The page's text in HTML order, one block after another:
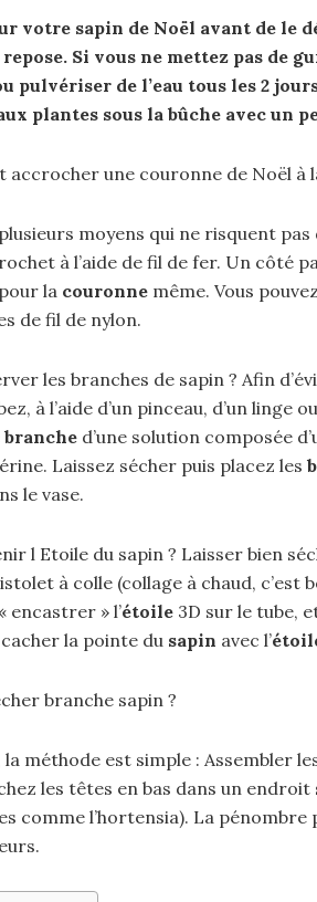
votre sapin de Noël avant de le
Si vous ne mettez pas de
pulvériser de l’eau tous les 2
plantes sous la bûche avec un
accrocher une couronne de Noël à
moyens qui ne risquent
à l’aide de fil de fer. Un côté
la couronne même. Vous
de fil de nylon.
les branches de sapin ? Afin
à l’aide d’un pinceau, d’un linge
branche d’une solution composée
Laissez sécher puis placez les
le vase.
l Etoile du sapin ? Laisser bien
à colle (collage à chaud, c’est
encastrer » l’étoile 3D sur le tube,
cacher la pointe du sapin avec l’
branche sapin ?
la méthode est simple : Assembler
les têtes en bas dans un
comme l’hortensia). La pénombre